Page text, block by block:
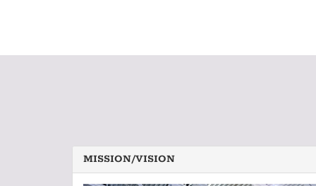
MISSION/VISION